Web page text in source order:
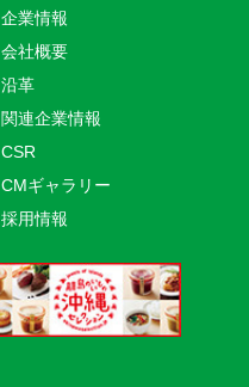
企業情報
会社概要
沿革
関連企業情報
CSR
CMギャラリー
採用情報